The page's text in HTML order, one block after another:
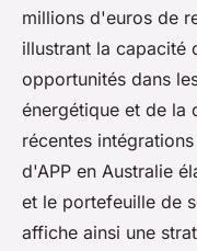
millions d'euros de
illustrant la capacité
opportunités dans
énergétique et de la
récentes
d'APP en Australie
et le portefeuille de
affiche ainsi une